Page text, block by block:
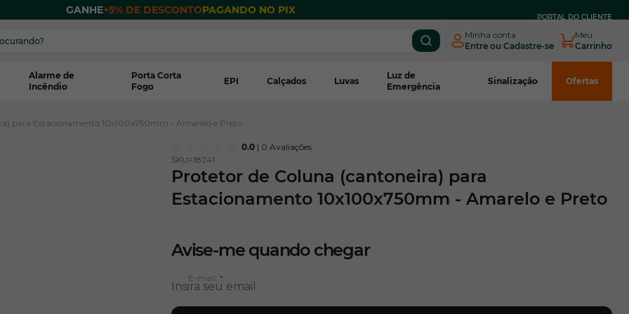
GANHE+5% DE DESCONTOPAGANDO NO PIX
PORTAL DO CLIENTE
Minha conta
Entre ou Cadastre-se
Meu
Carrinho
Alarme de
Incêndio
Porta Corta
Fogo
EPI Calçados Luvas
Luz de
Emergência
Sinalização Ofertas
para Estacionamento 10x100x750mm - Amarelo e Preto
0.0 | 0 Avaliações
SKU=18241
Protetor de Coluna (cantoneira) para
Estacionamento 10x100x750mm - Amarelo e Preto
Avise-me quando chegar
E-mail: